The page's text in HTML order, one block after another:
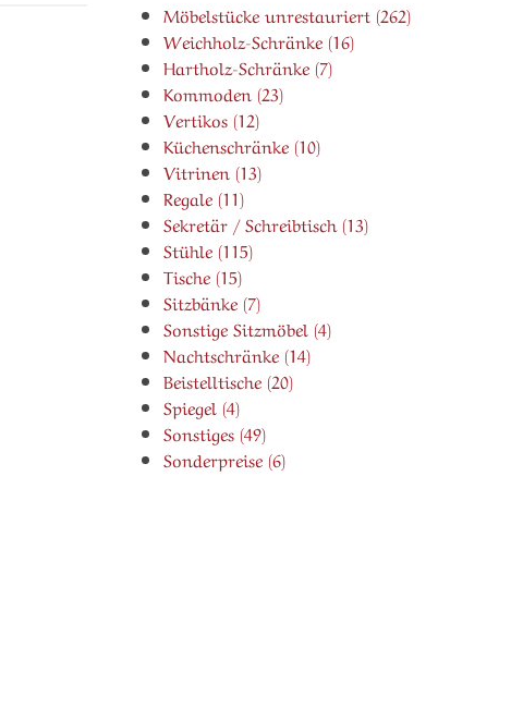
Möbelstücke unrestauriert (262)
Weichholz-Schränke (16)
Hartholz-Schränke (7)
Kommoden (23)
Vertikos (12)
Küchenschränke (10)
Vitrinen (13)
Regale (11)
Sekretär / Schreibtisch (13)
Stühle (115)
Tische (15)
Sitzbänke (7)
Sonstige Sitzmöbel (4)
Nachtschränke (14)
Beistelltische (20)
Spiegel (4)
Sonstiges (49)
Sonderpreise (6)